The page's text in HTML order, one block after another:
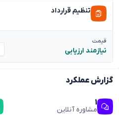
گزارش عملکرد
۱
مشاوره آنلاین
تنظیم قرارداد
قیمت
نیازمند ارزیابی